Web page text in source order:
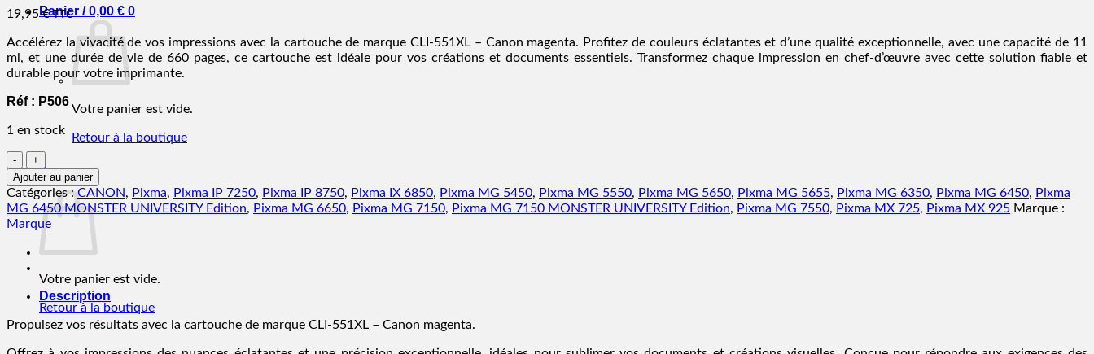
Panier /0,00 € 0
Votre panier est vide.
Retour à la boutique
0
Panier
Votre panier est vide.
Retour à la boutique
19,95€ TTC
Accélérez la vivacité de vos impressions avec la cartouche de marque CLI-551XL – Canon magenta. Profitez de couleurs éclatantes et d’une qualité exceptionnelle, avec une capacité de 11
ml, et une durée de vie de 660 pages, ce cartouche est idéale pour vos créations et documents essentiels. Transformez chaque impression en chef-d’œuvre avec cette solution fiable et
durable pour votre imprimante.
Réf : P506
1 en stock
quantité
de
Canon
CLI-
551XL
magenta
-
cartouche
d'encre
marque
Ajouter au panier
Catégories :CANON, Pixma, Pixma IP 7250, Pixma IP 8750, Pixma IX 6850, Pixma MG 5450, Pixma MG 5550, Pixma MG 5650, Pixma MG 5655, Pixma MG 6350, Pixma MG 6450, Pixma
MG 6450 MONSTER UNIVERSITY Edition, Pixma MG 6650, Pixma MG 7150, Pixma MG 7150 MONSTER UNIVERSITY Edition, Pixma MG 7550, Pixma MX 725, Pixma MX 925 Marque :
Marque
Description
Propulsez vos résultats avec la cartouche de marque CLI-551XL – Canon magenta.